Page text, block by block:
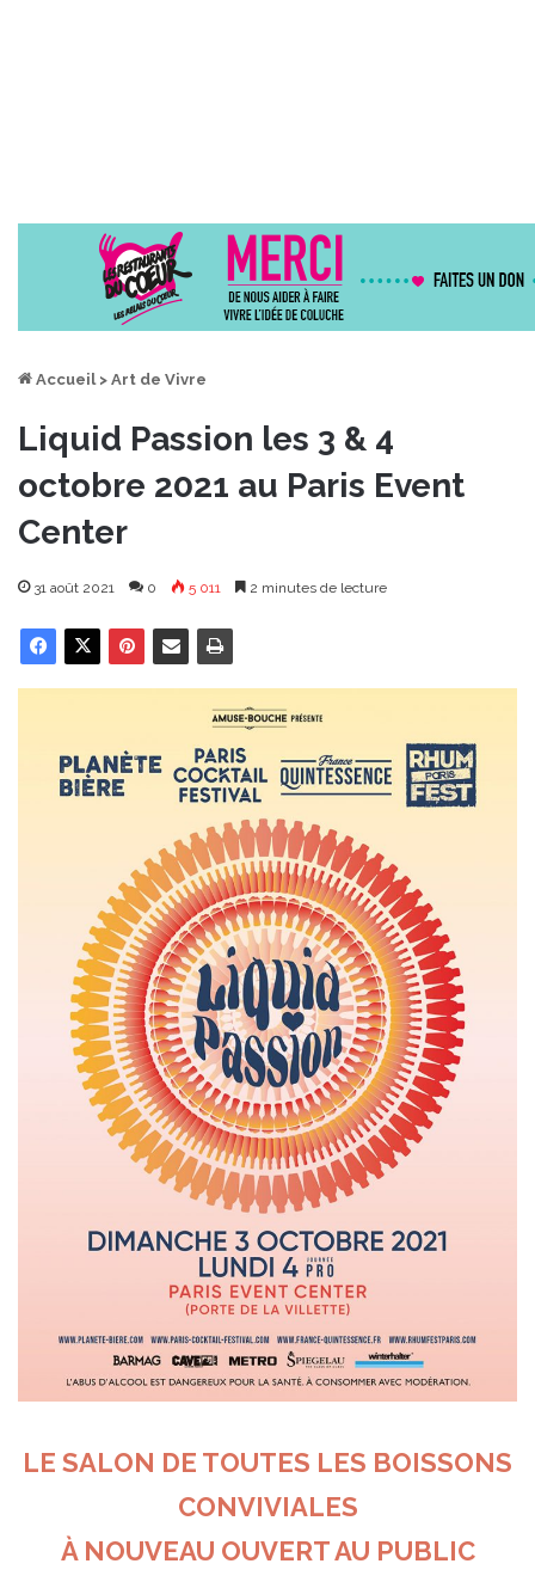
Accueil > Art de Vivre
Liquid Passion les 3 & 4
octobre 2021 au Paris Event
Center
31 août 2021 0 5 011 2 minutes de lecture
LE SALON DE TOUTES LES BOISSONS
CONVIVIALES
À NOUVEAU OUVERT AU PUBLIC